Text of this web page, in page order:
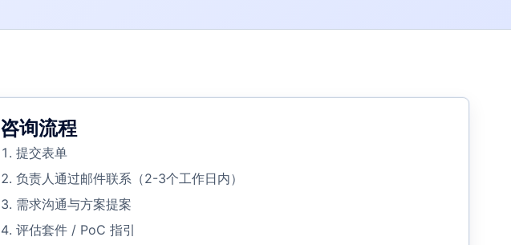
咨询流程
提交表单
负责人通过邮件联系（2-3个工作日内）
需求沟通与方案提案
评估套件 / PoC 指引